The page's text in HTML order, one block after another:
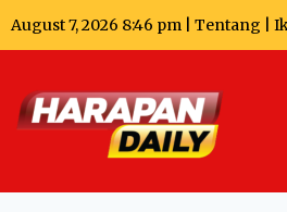
August 7, 2026 8:46 pm | Tentang